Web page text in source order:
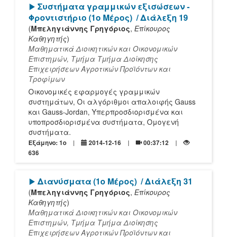
[Play]
Συστήματα γραμμικών εξισώσεων -
Φροντιστήριο (1ο Μέρος) / Διάλεξη 19
(Μπεληγιάννης Γρηγόριος, Επίκουρος
Καθηγητής)
Μαθηματικά Διοικητικών και Οικονομικών
Επιστημών, Τμήμα Τμήμα Διοίκησης
Επιχειρήσεων Αγροτικών Προϊόντων και
Τροφίμων
Οικονομικές εφαρμογές γραμμικών
συστημάτων, Οι αλγόριθμοι απαλοιφής Gauss
και Gauss-Jordan, Υπερπροσδιορισμένα και
υποπροσδιορισμένα συστήματα, Ομογενή
συστήματα.
Εξάμηνο: 1o 2014-12-16
00:37:12
636
[Play]
Διανύσματα (1ο Μέρος) / Διάλεξη 31
(Μπεληγιάννης Γρηγόριος, Επίκουρος
Καθηγητής)
Μαθηματικά Διοικητικών και Οικονομικών
Επιστημών, Τμήμα Τμήμα Διοίκησης
Επιχειρήσεων Αγροτικών Προϊόντων και